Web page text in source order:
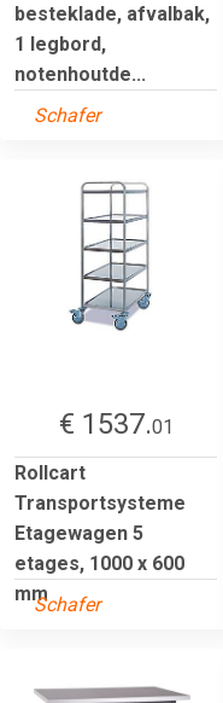
besteklade, afvalbak,
1 legbord,
notenhoutde...
Schafer
€ 1537.01
Rollcart
Transportsysteme
Etagewagen 5
etages, 1000 x 600
mmSchafer